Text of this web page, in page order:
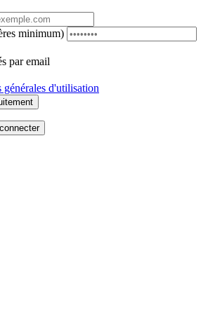
minimum)
par email
générales d'utilisation